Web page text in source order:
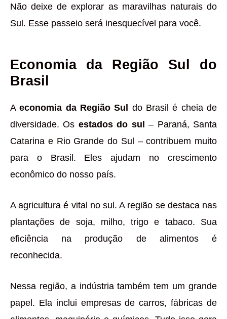
Não deixe de explorar as maravilhas naturais do
Sul. Esse passeio será inesquecível para você.
Economia da Região Sul do
Brasil
Aeconomia da Região Sul do Brasil é cheia de
diversidade. Os estados do sul – Paraná, Santa
Catarina e Rio Grande do Sul – contribuem muito
para o Brasil. Eles ajudam no crescimento
econômico do nosso país.
A agricultura é vital no sul. A região se destaca nas
plantações de soja, milho, trigo e tabaco. Sua
eficiência na produção de alimentos é
reconhecida.
Nessa região, a indústria também tem um grande
papel. Ela inclui empresas de carros, fábricas de